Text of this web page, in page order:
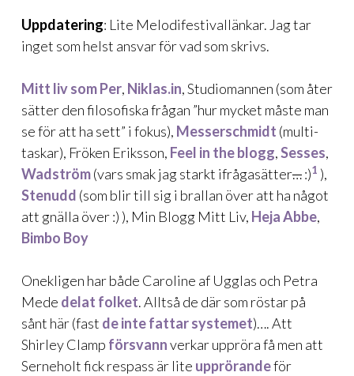
Uppdatering: Lite Melodifestivallänkar. Jag tar
inget som helst ansvar för vad som skrivs.
Mitt liv som Per, Niklas.in,Studiomannen (som åter
sätter den filosofiska frågan ”hur mycket måste man
se för att ha sett” i fokus), Messerschmidt (multi-
taskar), Fröken Eriksson, Feel in the blogg,Sesses,
Wadström(vars smak jag starkt ifrågasätter…:)1 ),
Stenudd (som blir till sig i brallan över att ha något
att gnälla över :) ), Min Blogg Mitt Liv, Heja Abbe,
Bimbo Boy
Onekligen har både Caroline af Ugglas och Petra
Mede delat folket. Alltså de där som röstar på
sånt här (fast de inte fattarsystemet)…. Att
Shirley Clamp försvannverkar uppröra få men att
Serneholt fick respass är lite upprörandeför